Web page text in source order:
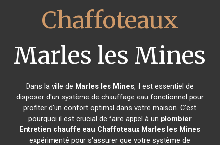
Chaffoteaux
Marles les Mines
Dans la ville de Marles les Mines, il est essentiel de
disposer d'un système de chauffage eau fonctionnel pour
profiter d'un confort optimal dans votre maison. C'est
pourquoi il est crucial de faire appel à un plombier
Entretien chauffe eau Chaffoteaux Marles les Mines
expérimenté pour s'assurer que votre système de